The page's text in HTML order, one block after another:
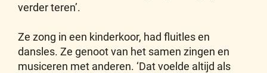
verder teren’.
Ze zong in een kinderkoor, had fluitles en
dansles. Ze genoot van het samen zingen en
musiceren met anderen. ‘Dat voelde altijd als